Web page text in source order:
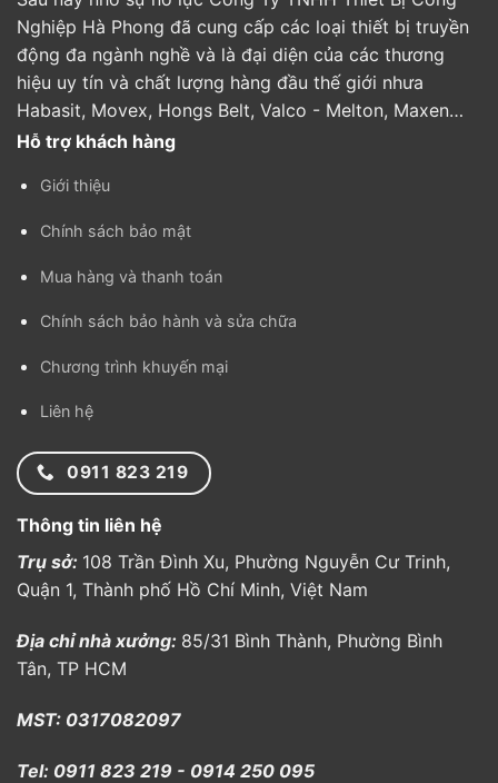
Nghiệp Hà Phong đã cung cấp các loại thiết bị truyền
động đa ngành nghề và là đại diện của các thương
hiệu uy tín và chất lượng hàng đầu thế giới nhưa
Habasit, Movex, Hongs Belt, Valco - Melton, Maxen…
Hỗ trợ khách hàng
Giới thiệu
Chính sách bảo mật
Mua hàng và thanh toán
Chính sách bảo hành và sửa chữa
Chương trình khuyến mại
Liên hệ
0911 823 219
Thông tin liên hệ
Trụ sở: 108 Trần Đình Xu, Phường Nguyễn Cư Trinh,
Quận 1, Thành phố Hồ Chí Minh, Việt Nam
Địa chỉ nhà xưởng: 85/31 Bình Thành, Phường Bình
Tân, TP HCM
MST: 0317082097
Tel: 0911 823 219 - 0914 250 095